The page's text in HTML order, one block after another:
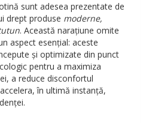
sunt adesea prezentate de
drept produse moderne,
. Această narațiune omite
aspect esențial: aceste
și optimizate din punct
pentru a maximiza
a reduce disconfortul
în ultimă instanță,